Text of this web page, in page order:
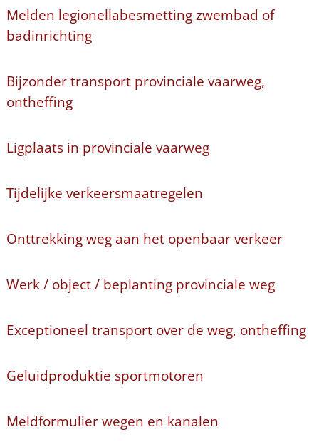
Melden legionellabesmetting zwembad of
badinrichting
Bijzonder transport provinciale vaarweg,
ontheffing
Ligplaats in provinciale vaarweg
Tijdelijke verkeersmaatregelen
Onttrekking weg aan het openbaar verkeer
Werk / object / beplanting provinciale weg
Exceptioneel transport over de weg, ontheffing
Geluidproduktie sportmotoren
Meldformulier wegen en kanalen